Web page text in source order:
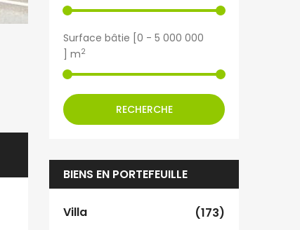
Surface bâtie [ 0 - 5 000 000
] m2
RECHERCHE
BIENS EN PORTEFEUILLE
Villa (173)